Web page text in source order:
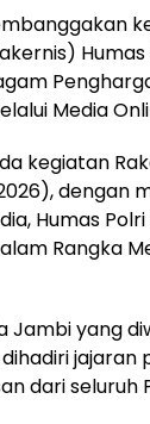
Media
kegiatan
dengan
Humas
Rangka
yang
dari seluruh